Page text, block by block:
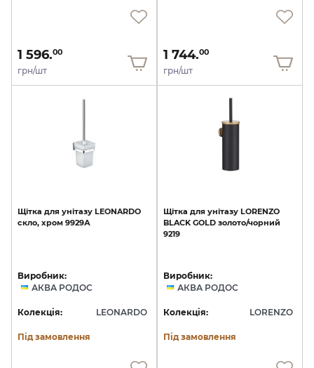
1 596.00
грн/шт
1 744.00
грн/шт
Щітка для унітазу LEONARDO
скло, хром 9929А
Виробник:
АКВА РОДОС
Колекція: LEONARDO
Під замовлення
Щітка для унітазу LORENZO
BLACK GOLD золото/чорний
9219
Виробник:
АКВА РОДОС
Колекція: LORENZO
Під замовлення